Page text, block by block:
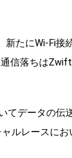
たにWi-Fi接
信落ちは
てデータの伝
ルレースにお